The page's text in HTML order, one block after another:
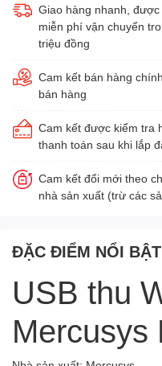
Giao hàng nhanh,
miễn phí vận chuyển
triệu đồng
Cam kết bán hàng
bán hàng
Cam kết được kiểm tra
thanh toán sau khi lắp
Cam kết đổi mới theo
nhà sản xuất (trừ các
ĐẶC ĐIỂM NỔI BẬT
USB thu
Mercusys